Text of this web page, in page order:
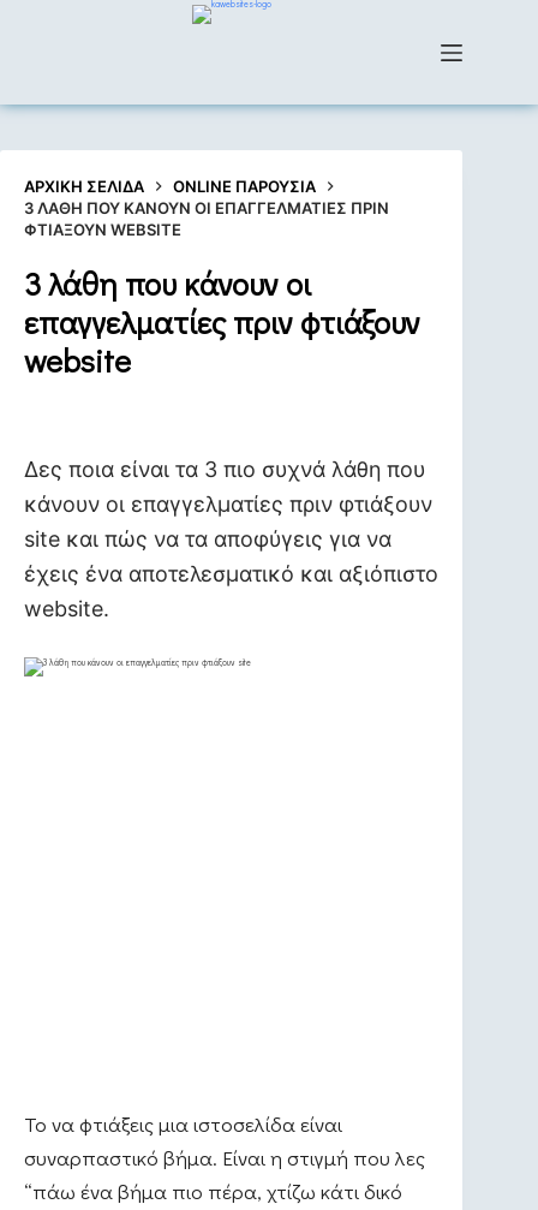
ΑΡΧΙΚΉ ΣΕΛΊΔΑ
ONLINE ΠΑΡΟΥΣΙΑ
3 ΛΆΘΗ ΠΟΥ ΚΆΝΟΥΝ ΟΙ ΕΠΑΓΓΕΛΜΑΤΊΕΣ ΠΡΙΝ
ΦΤΙΆΞΟΥΝ WEBSITE
3 λάθη που κάνουν οι
επαγγελματίες πριν φτιάξουν
website
Δες ποια είναι τα 3 πιο συχνά λάθη που
κάνουν οι επαγγελματίες πριν φτιάξουν
site και πώς να τα αποφύγεις για να
έχεις ένα αποτελεσματικό και αξιόπιστο
website.
Το να φτιάξεις μια ιστοσελίδα είναι
συναρπαστικό βήμα. Είναι η στιγμή που λες
“πάω ένα βήμα πιο πέρα, χτίζω κάτι δικό